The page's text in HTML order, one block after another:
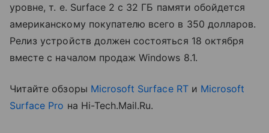
уровне, т. е. Surface 2 с 32 ГБ памяти обойдется
американскому покупателю всего в 350 долларов.
Релиз устройств должен состояться 18 октября
вместе с началом продаж Windows 8.1.
Читайте обзоры Microsoft Surface RTи Microsoft
Surface Pro на Hi-Tech.Mail.Ru.